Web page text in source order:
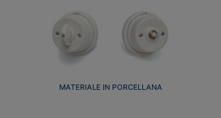
MATERIALE IN PORCELLANA